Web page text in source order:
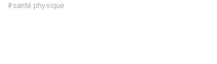
#santé physique